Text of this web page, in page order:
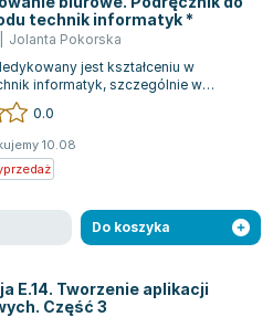
technik informatyk *
Jolanta Pokorska
jest kształceniu w
informatyk, szczególnie w
przedmiotu dotyczącego oprogr...
0.0
10.08
Do koszyka
E.14. Tworzenie aplikacji
Część 3